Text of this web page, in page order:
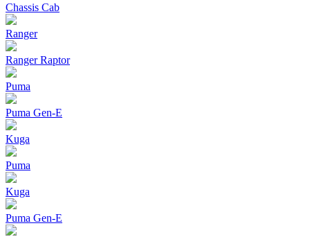
Chassis Cab
Ranger
Ranger Raptor
Puma
Puma Gen‑E
Kuga
Puma
Kuga
Puma Gen‑E